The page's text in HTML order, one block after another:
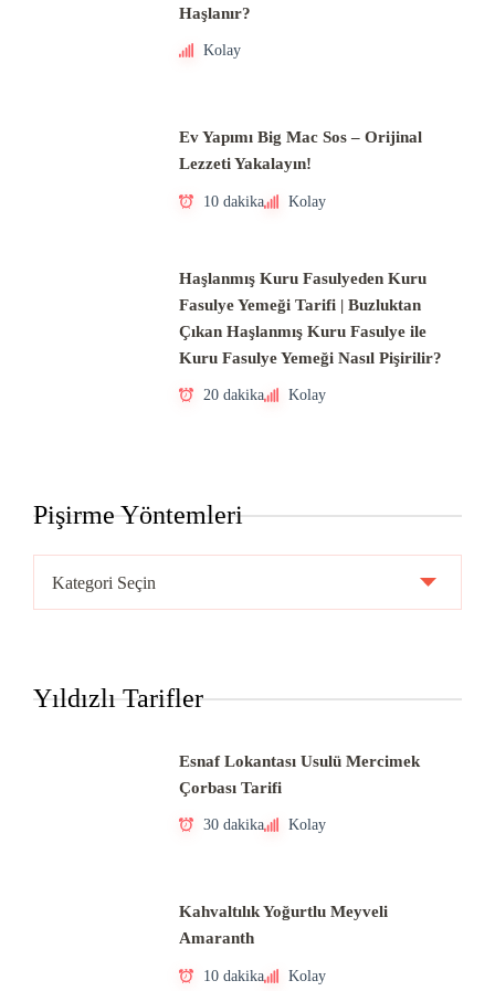
Haşlanır?
Kolay
Ev Yapımı Big Mac Sos – Orijinal
Lezzeti Yakalayın!
10 dakika Kolay
Haşlanmış Kuru Fasulyeden Kuru
Fasulye Yemeği Tarifi | Buzluktan
Çıkan Haşlanmış Kuru Fasulye ile
Kuru Fasulye Yemeği Nasıl Pişirilir?
20 dakika Kolay
Pişirme Yöntemleri
Yöntemleri
Yıldızlı Tarifler
Esnaf Lokantası Usulü Mercimek
Çorbası Tarifi
30 dakika Kolay
Kahvaltılık Yoğurtlu Meyveli
Amaranth
10 dakika Kolay